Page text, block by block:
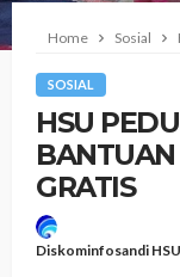
Home Sosial
SOSIAL
HSU
GRATIS
Diskominfosandi HSU